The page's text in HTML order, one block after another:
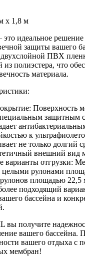
x 1,8 м
идеальное решение
защиты вашего
ПВХ
из полиэстера, что
материала.
Поверхность
защитным
к
не только долгий
внешний вид
варианты отгрузки:
целыми рулонами
площадью 22,5
подходящий
бассейна и
получите
вашего бассейна.
вашего отдыха
мембран!